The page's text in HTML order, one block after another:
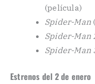
(película)
Spider-Man
Spider-Man
Spider-Man
Estrenos del 2 de enero